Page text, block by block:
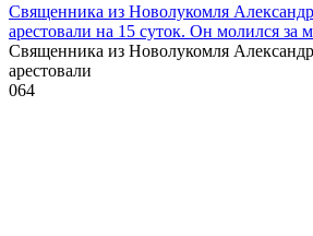
Священника из Новолукомля
арестовали на 15 суток. Он молился за
Священника из Новолукомля
арестовали
064